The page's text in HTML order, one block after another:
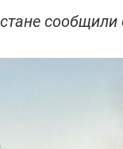
сообщили